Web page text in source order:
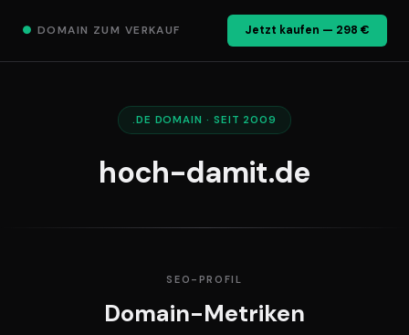
● DOMAIN ZUM VERKAUF Jetzt kaufen — 298 €
.DE DOMAIN · SEIT 2009
hoch-damit.de
SEO-PROFIL
Domain-Metriken